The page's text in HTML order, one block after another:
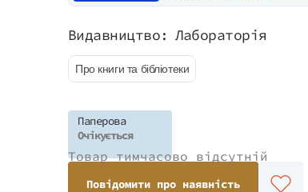
Видавництво: Лабораторія
Про книги та бібліотеки
Паперова
Очікується
Товар тимчасово відсутній
Повідомити про наявність